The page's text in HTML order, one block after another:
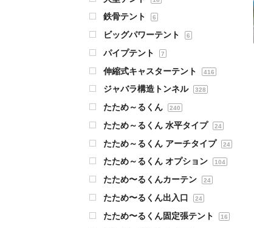
鉄骨テント 6
ビッグパワーテント 6
パイプテント 7
伸縮式キャスターテント 416
ジャバラ構造トンネル 328
たため～るくん 240
たため～るくん 水平タイプ 24
たため～るくん アーチタイプ 24
たため～るくん オプション 104
たため〜るくんカーテン 24
たため〜るくん出入口 24
たため〜るくん固定張テント 16